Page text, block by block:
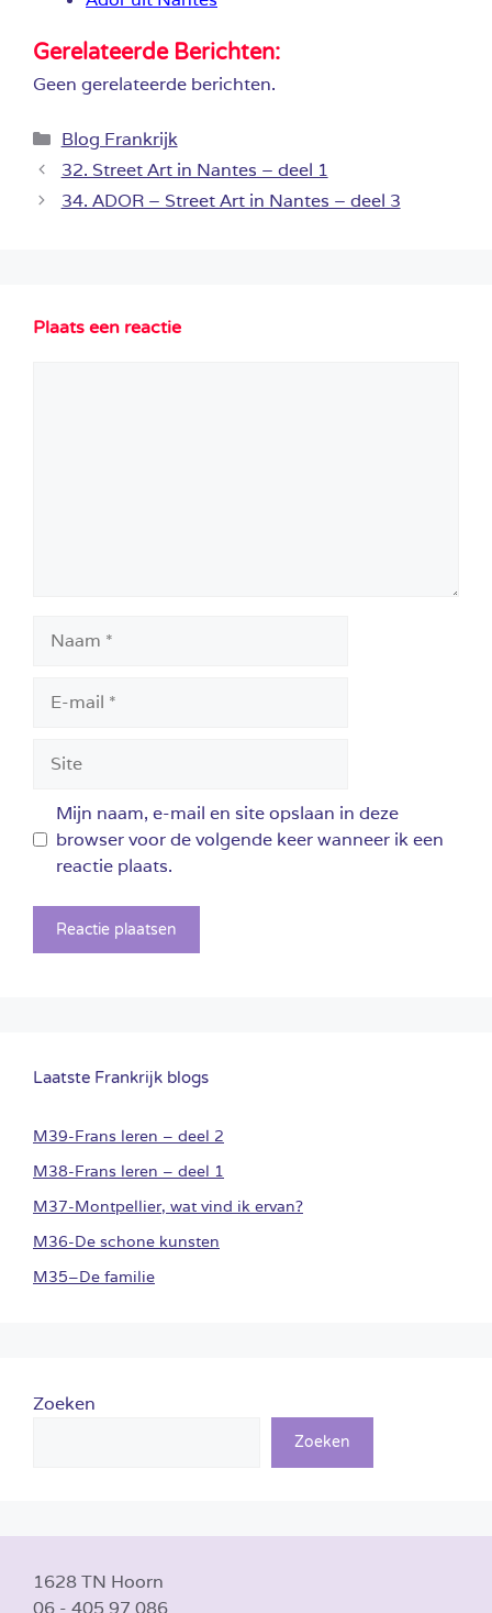
Gerelateerde Berichten:
Geen gerelateerde berichten.
Categorieën
Blog Frankrijk
32. Street Art in Nantes – deel 1
34. ADOR – Street Art in Nantes – deel 3
Plaats een reactie
mail
Mijn naam, e-mail en site opslaan in deze
browser voor de volgende keer wanneer ik een
reactie plaats.
Laatste Frankrijk blogs
M39-Frans leren – deel 2
M38-Frans leren – deel 1
M37-Montpellier, wat vind ik ervan?
M36-De schone kunsten
M35–De familie
Zoeken
Zoeken
1628 TN Hoorn
06 - 405 97 086